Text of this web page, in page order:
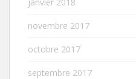
novembre 2017
octobre 2017
septembre 2017